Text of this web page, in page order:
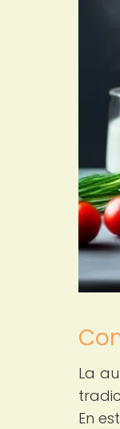
La
En